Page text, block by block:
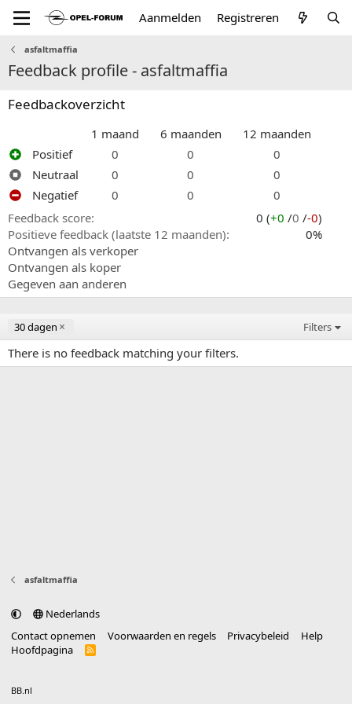
Aanmelden Registreren
asfaltmaffia
Feedback profile - asfaltmaffia
Feedbackoverzicht
1 maand 6 maanden
12 maanden
Positief
0 0
0
Neutraal
0 0
0
Negatief
0 0
0
Feedback score
0 (+0 /0 /-0)
Positieve feedback (laatste 12 maanden)
0%
Ontvangen als verkoper
Ontvangen als koper
Gegeven aan anderen
30 dagen Filters
There is no feedback matching your filters.
asfaltmaffia
Nederlands
Contact opnemen
Voorwaarden en regels Privacybeleid
Help
Hoofdpagina
R
BB.nl